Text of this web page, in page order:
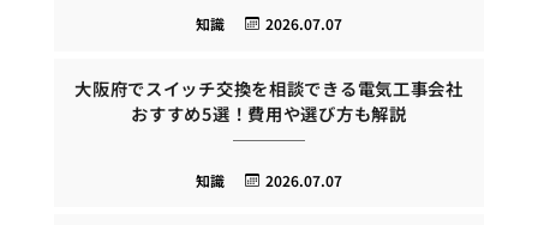
2026.07.07
知識
大阪府でスイッチ交換を相談できる電気工事会社
おすすめ5選！費用や選び方も解説
2026.07.07
知識